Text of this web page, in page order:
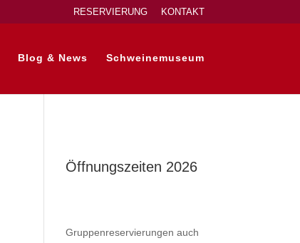
RESERVIERUNG KONTAKT
Blog & News Schweinemuseum
Öffnungszeiten 2026
Gruppenreservierungen auch